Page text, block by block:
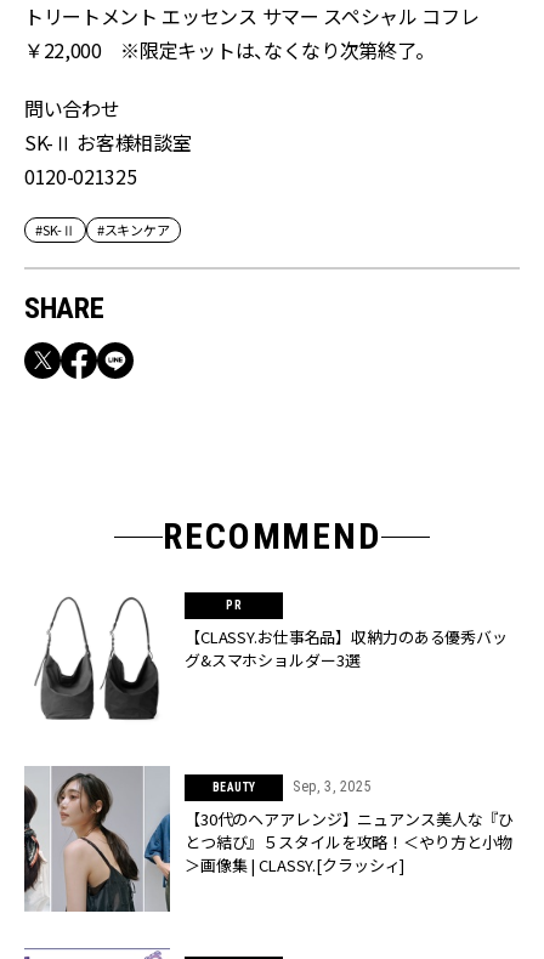
トリートメント エッセンス サマー スペシャル コフレ
￥22,000 ※限定キットは、なくなり次第終了。
問い合わせ
SK-Ⅱ お客様相談室
0120-021325
#SK-Ⅱ #スキンケア
SHARE
RECOMMEND
【CLASSY.お仕事名品】収納力のある優秀バッ
グ&スマホショルダー3選
BEAUTY Sep, 3, 2025
【30代のヘアアレンジ】ニュアンス美人な『ひ
とつ結び』５スタイルを攻略！＜やり方と小物
＞画像集 | CLASSY.[クラッシィ]